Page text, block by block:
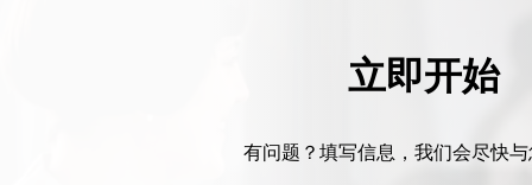
立即开始
有问题？填写信息，我们会尽快